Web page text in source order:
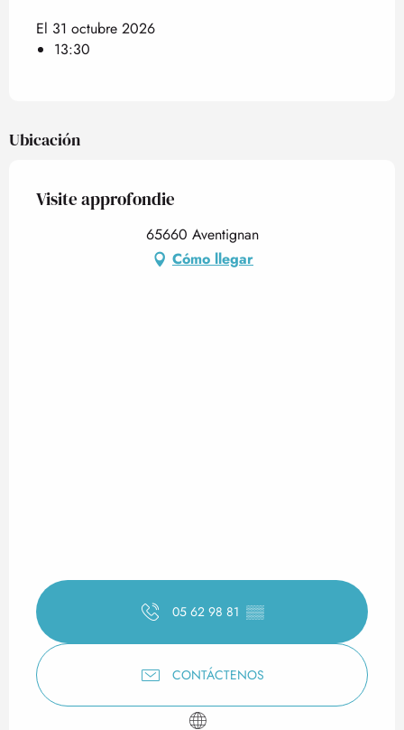
El 31 octubre 2026
13:30
Ubicación
Visite approfondie
65660 Aventignan
Cómo llegar
05 62 98 81 ▒▒
CONTÁCTENOS